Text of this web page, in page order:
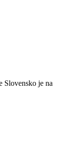
Slovensko je na